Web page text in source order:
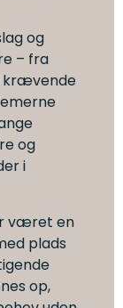
og
– fra
krævende
og
i
været en
plads
op,